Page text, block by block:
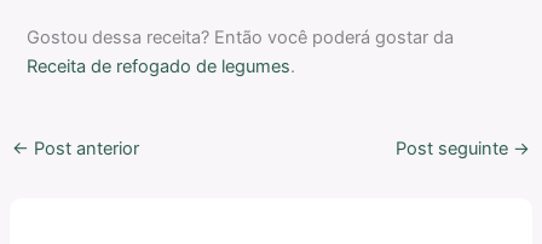
Gostou dessa receita? Então você poderá gostar da
Receita de refogado de legumes.
← Post anterior Post seguinte →